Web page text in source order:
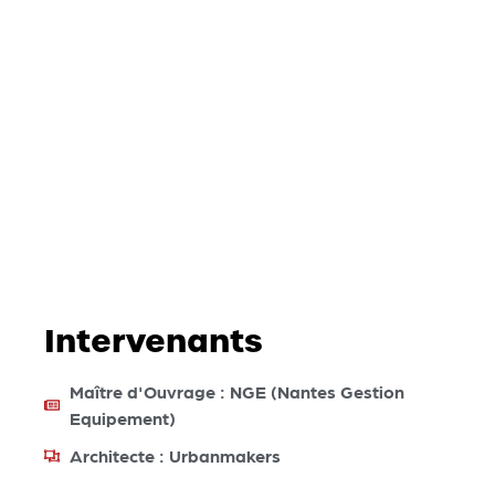
Intervenants
Maître d'Ouvrage : NGE (Nantes Gestion
Equipement)
Architecte : Urbanmakers